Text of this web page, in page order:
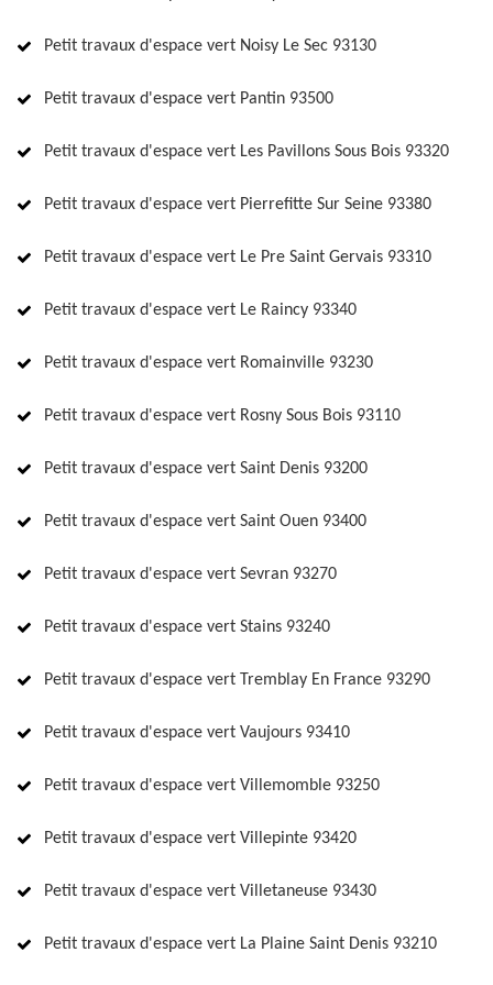
Petit travaux d'espace vert Noisy Le Sec 93130
Petit travaux d'espace vert Pantin 93500
Petit travaux d'espace vert Les Pavillons Sous Bois 93320
Petit travaux d'espace vert Pierrefitte Sur Seine 93380
Petit travaux d'espace vert Le Pre Saint Gervais 93310
Petit travaux d'espace vert Le Raincy 93340
Petit travaux d'espace vert Romainville 93230
Petit travaux d'espace vert Rosny Sous Bois 93110
Petit travaux d'espace vert Saint Denis 93200
Petit travaux d'espace vert Saint Ouen 93400
Petit travaux d'espace vert Sevran 93270
Petit travaux d'espace vert Stains 93240
Petit travaux d'espace vert Tremblay En France 93290
Petit travaux d'espace vert Vaujours 93410
Petit travaux d'espace vert Villemomble 93250
Petit travaux d'espace vert Villepinte 93420
Petit travaux d'espace vert Villetaneuse 93430
Petit travaux d'espace vert La Plaine Saint Denis 93210